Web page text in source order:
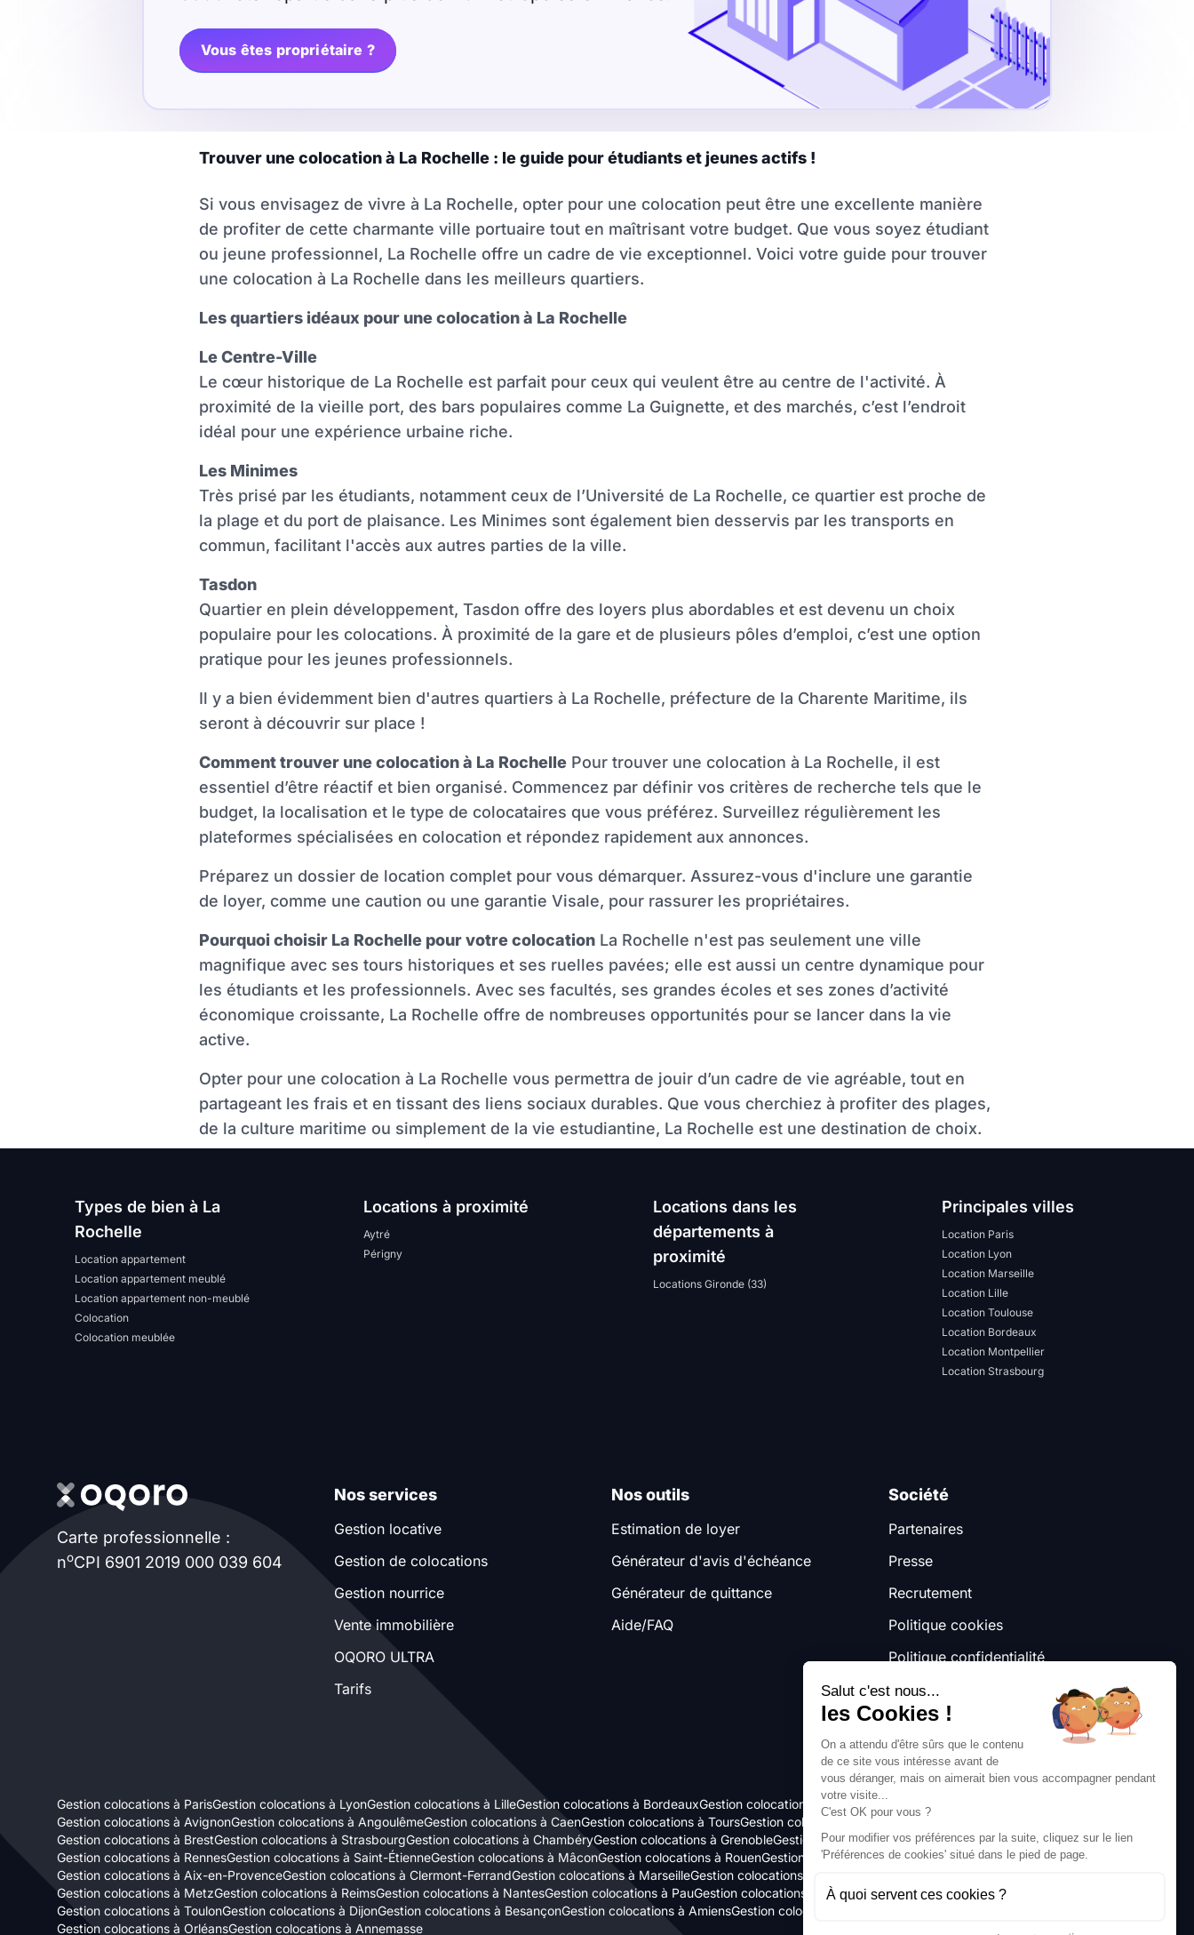
Équipements des parties
promotions sur honoraires
Vous êtes propriétaire ?
Trouver une colocation à La Rochelle : le guide pour étudiants et jeunes actifs !
Si vous envisagez de vivre à La Rochelle, opter pour une colocation peut être une excellente manière
de profiter de cette charmante ville portuaire tout en maîtrisant votre budget. Que vous soyez étudiant
ou jeune professionnel, La Rochelle offre un cadre de vie exceptionnel. Voici votre guide pour trouver
une colocation à La Rochelle dans les meilleurs quartiers.
Les quartiers idéaux pour une colocation à La Rochelle
Le Centre-Ville
Le cœur historique de La Rochelle est parfait pour ceux qui veulent être au centre de l'activité. À
proximité de la vieille port, des bars populaires comme La Guignette, et des marchés, c’est l’endroit
idéal pour une expérience urbaine riche.
Les Minimes
Très prisé par les étudiants, notamment ceux de l’Université de La Rochelle, ce quartier est proche de
la plage et du port de plaisance. Les Minimes sont également bien desservis par les transports en
commun, facilitant l'accès aux autres parties de la ville.
Tasdon
Quartier en plein développement, Tasdon offre des loyers plus abordables et est devenu un choix
populaire pour les colocations. À proximité de la gare et de plusieurs pôles d’emploi, c’est une option
pratique pour les jeunes professionnels.
Il y a bien évidemment bien d'autres quartiers à La Rochelle, préfecture de la Charente Maritime, ils
seront à découvrir sur place !
Comment trouver une colocation à La Rochelle Pour trouver une colocation à La Rochelle, il est
essentiel d’être réactif et bien organisé. Commencez par définir vos critères de recherche tels que le
budget, la localisation et le type de colocataires que vous préférez. Surveillez régulièrement les
plateformes spécialisées en colocation et répondez rapidement aux annonces.
Préparez un dossier de location complet pour vous démarquer. Assurez-vous d'inclure une garantie
de loyer, comme une caution ou une garantie Visale, pour rassurer les propriétaires.
Pourquoi choisir La Rochelle pour votre colocation La Rochelle n'est pas seulement une ville
magnifique avec ses tours historiques et ses ruelles pavées; elle est aussi un centre dynamique pour
les étudiants et les professionnels. Avec ses facultés, ses grandes écoles et ses zones d’activité
économique croissante, La Rochelle offre de nombreuses opportunités pour se lancer dans la vie
active.
Opter pour une colocation à La Rochelle vous permettra de jouir d’un cadre de vie agréable, tout en
partageant les frais et en tissant des liens sociaux durables. Que vous cherchiez à profiter des plages,
de la culture maritime ou simplement de la vie estudiantine, La Rochelle est une destination de choix.
Types de bien à La
Rochelle
Location appartement
Location appartement meublé
Location appartement non-meublé
Colocation
Colocation meublée
Locations à proximité
Aytré
Périgny
Locations dans les
départements à
proximité
Locations Gironde (33)
Principales villes
Location Paris
Location Lyon
Location Marseille
Location Lille
Location Toulouse
Location Bordeaux
Location Montpellier
Location Strasbourg
Carte professionnelle :
noCPI 6901 2019 000 039 604
Nos services
Gestion locative
Gestion de colocations
Gestion nourrice
Vente immobilière
OQORO ULTRA
Tarifs
Nos outils
Estimation de loyer
Générateur d'avis d'échéance
Générateur de quittance
Aide/FAQ
Société
Partenaires
Presse
Recrutement
Politique cookies
Politique confidentialité
Mentions légales
Conditions générales d'utilisation
Gestion colocations à ParisGestion colocations à LyonGestion colocations à LilleGestion colocations à BordeauxGestion colocations à ToulouseGestion colocations à La Rochelle
Gestion colocations à AvignonGestion colocations à AngoulêmeGestion colocations à CaenGestion colocations à ToursGestion colocations à Angers
Gestion colocations à BrestGestion colocations à StrasbourgGestion colocations à ChambéryGestion colocations à GrenobleGestion colocations à Bourgoin-Jallieu
Gestion colocations à RennesGestion colocations à Saint-ÉtienneGestion colocations à MâconGestion colocations à RouenGestion colocations à PoitiersGestion colocations à Le Havre
Gestion colocations à Aix-en-ProvenceGestion colocations à Clermont-FerrandGestion colocations à MarseilleGestion colocations à Mulhouse
Gestion colocations à MetzGestion colocations à ReimsGestion colocations à NantesGestion colocations à PauGestion colocations à MontpellierGestion colocations à Limoges
Gestion colocations à ToulonGestion colocations à DijonGestion colocations à BesançonGestion colocations à AmiensGestion colocations à Nice
Gestion colocations à OrléansGestion colocations à Annemasse
Salut c'est nous...
les Cookies !
On a attendu d'être sûrs que le contenu
de ce site vous intéresse avant de
vous déranger, mais on aimerait bien vous accompagner pendant
votre visite...
C'est OK pour vous ?
Pour modifier vos préférences par la suite, cliquez sur le lien
'Préférences de cookies' situé dans le pied de page.
À quoi servent ces cookies ?